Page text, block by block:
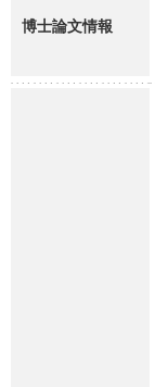
博士論文情報